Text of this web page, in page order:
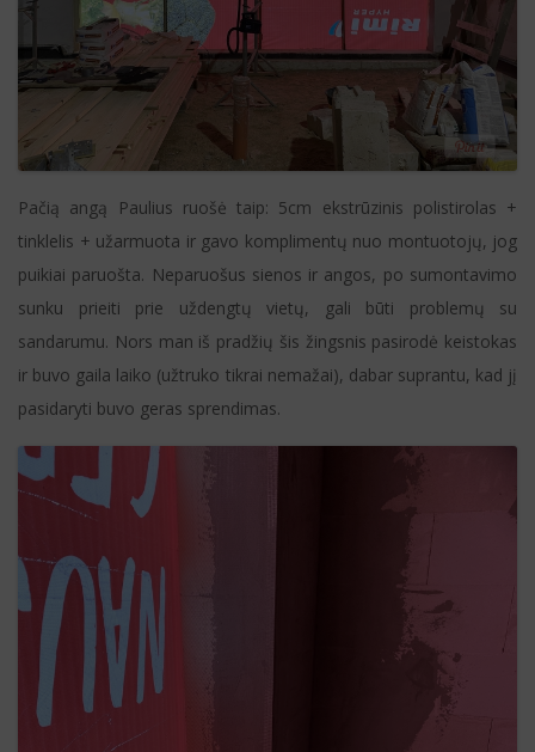
Pačią angą Paulius ruošė taip: 5cm ekstrūzinis polistirolas +
tinklelis + užarmuota ir gavo komplimentų nuo montuotojų, jog
puikiai paruošta. Neparuošus sienos ir angos, po sumontavimo
sunku prieiti prie uždengtų vietų, gali būti problemų su
sandarumu. Nors man iš pradžių šis žingsnis pasirodė keistokas
ir buvo gaila laiko (užtruko tikrai nemažai), dabar suprantu, kad jį
pasidaryti buvo geras sprendimas.